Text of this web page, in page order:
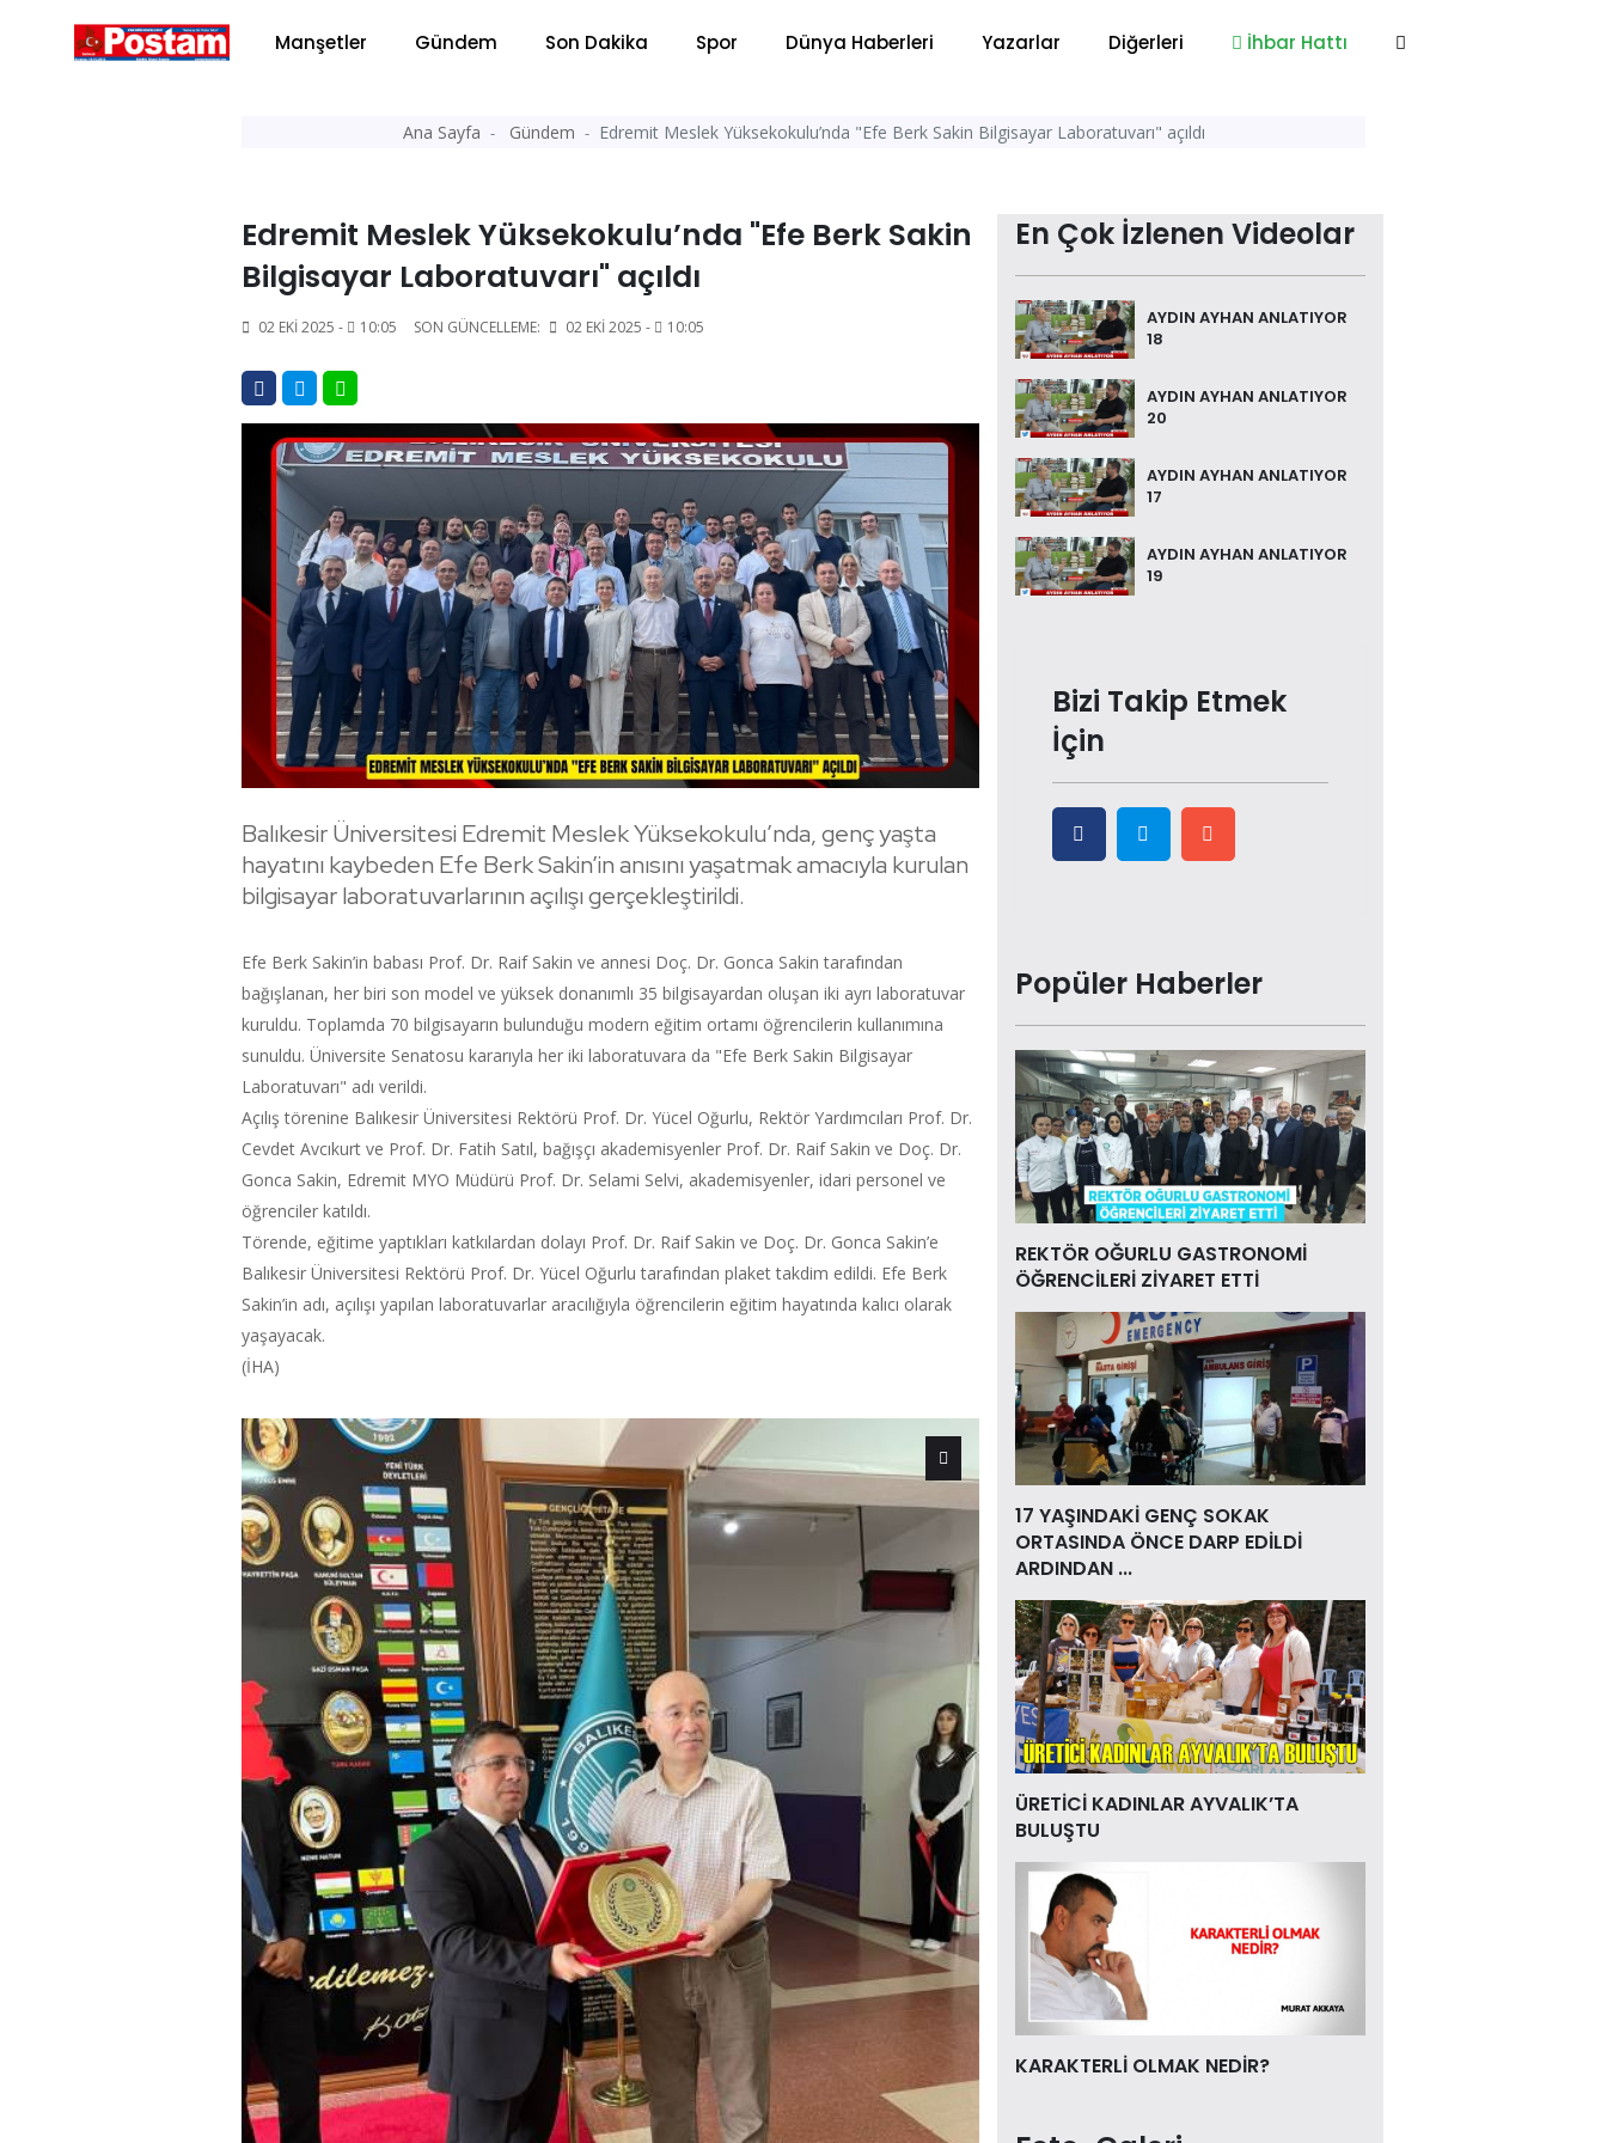
Manşetler Gündem Son Dakika Spor Dünya Haberleri Yazarlar Diğerleri İhbar Hattı
Ana Sayfa Gündem Edremit Meslek Yüksekokulu’nda "Efe Berk Sakin Bilgisayar Laboratuvarı" açıldı
Edremit Meslek Yüksekokulu’nda "Efe Berk Sakin
Bilgisayar Laboratuvarı" açıldı
02 EKI 2025 - 10:05 SON GÜNCELLEME: 02 EKI 2025 - 10:05
Balıkesir Üniversitesi Edremit Meslek Yüksekokulu’nda, genç yaşta
hayatını kaybeden Efe Berk Sakin’in anısını yaşatmak amacıyla kurulan
bilgisayar laboratuvarlarının açılışı gerçekleştirildi.
Efe Berk Sakin’in babası Prof. Dr. Raif Sakin ve annesi Doç. Dr. Gonca Sakin tarafından
bağışlanan, her biri son model ve yüksek donanımlı 35 bilgisayardan oluşan iki ayrı laboratuvar
kuruldu. Toplamda 70 bilgisayarın bulunduğu modern eğitim ortamı öğrencilerin kullanımına
sunuldu. Üniversite Senatosu kararıyla her iki laboratuvara da "Efe Berk Sakin Bilgisayar
Laboratuvarı" adı verildi.
Açılış törenine Balıkesir Üniversitesi Rektörü Prof. Dr. Yücel Oğurlu, Rektör Yardımcıları Prof. Dr.
Cevdet Avcıkurt ve Prof. Dr. Fatih Satıl, bağışçı akademisyenler Prof. Dr. Raif Sakin ve Doç. Dr.
Gonca Sakin, Edremit MYO Müdürü Prof. Dr. Selami Selvi, akademisyenler, idari personel ve
öğrenciler katıldı.
Törende, eğitime yaptıkları katkılardan dolayı Prof. Dr. Raif Sakin ve Doç. Dr. Gonca Sakin’e
Balıkesir Üniversitesi Rektörü Prof. Dr. Yücel Oğurlu tarafından plaket takdim edildi. Efe Berk
Sakin’in adı, açılışı yapılan laboratuvarlar aracılığıyla öğrencilerin eğitim hayatında kalıcı olarak
yaşayacak.
(İHA)
En Çok İzlenen Videolar
AYDIN AYHAN ANLATIYOR
18
AYDIN AYHAN ANLATIYOR
20
AYDIN AYHAN ANLATIYOR
17
AYDIN AYHAN ANLATIYOR
19
Bizi Takip Etmek
İçin
Popüler Haberler
REKTÖR OĞURLU GASTRONOMİ
ÖĞRENCİLERİ ZİYARET ETTİ
17 YAŞINDAKİ GENÇ SOKAK
ORTASINDA ÖNCE DARP EDİLDİ
ARDINDAN ...
ÜRETİCİ KADINLAR AYVALIK’TA
BULUŞTU
KARAKTERLİ OLMAK NEDİR?